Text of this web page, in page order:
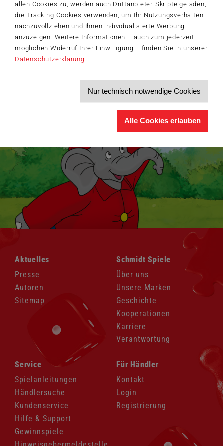
allen Cookies zu, werden auch Drittanbieter-Skripte geladen,
die Tracking-Cookies verwenden, um Ihr Nutzungsverhalten
nachzuvollziehen und Ihnen individualisierte Werbung
anzuzeigen. Weitere Informationen – auch zum jederzeit
möglichen Widerruf Ihrer Einwilligung – finden Sie in unserer
Datenschutzerklärung.
Nur technisch notwendige Cookies
Alle Cookies erlauben
Schmidt-Spiele-Shop.
Produktneuheiten und Sortimentserweiterungen
Aktuelle Themen und Trends aus der Spielewelt
Informationen zu Veranstaltungen und Aktionen
Service-Informationen, z.B. zur Ersatzteilversorgung
Ich möchte den Schmidt-Spiele-Newsletter erhalten. Die Abmeldung ist
Hiermit akzeptiere ich dieDatenschutzbestimmungen.
überspringen
Aktuelles
Presse
Autoren
Sitemap
Navigation
überspringen
Schmidt Spiele
Über uns
Unsere Marken
Geschichte
Kooperationen
Karriere
Verantwortung
Navigation
überspringen
Service
Spielanleitungen
Händlersuche
Kundenservice
Hilfe & Support
Gewinnspiele
Navigation
überspringen
Für Händler
Kontakt
Login
Registrierung